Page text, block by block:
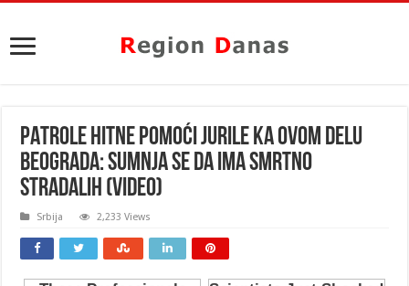
PATROLE HITNE POMOĆI JURILE KA OVOM DELU
BEOGRADA: Sumnja se da ima SMRTNO
STRADALIH (VIDEO)
Srbija 2,233 Views